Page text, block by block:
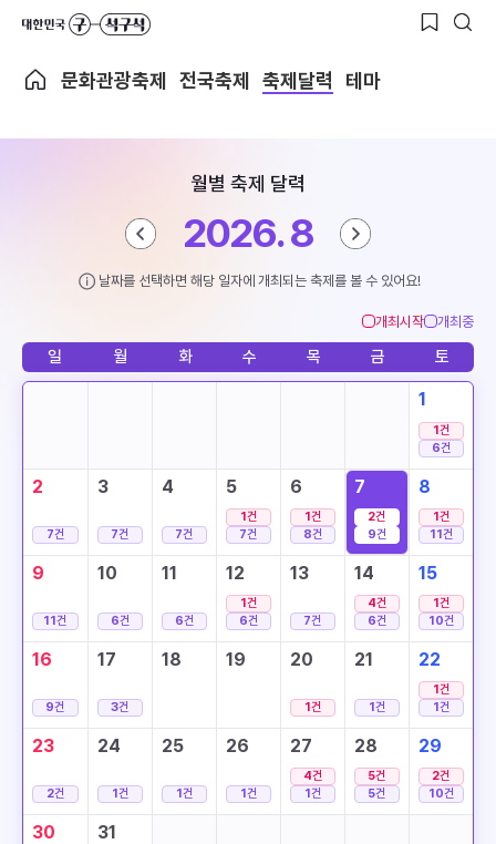
문화관광축제 전국축제 축제달력 테마
월별 축제 달력
2026. 8
날짜를 선택하면 해당 일자에 개최되는 축제를 볼 수 있어요!
개최시작 개최중
일 월 화 수 목 금 토
1
1건
6건
2
7건
3
7건
4
7건
5
1건
7건
6
1건
8건
7
2건
9건
8
1건
11건
9
11건
10
6건
11
6건
12
1건
6건
13
7건
14
4건
6건
15
1건
10건
16
9건
17
3건
18 19 20
1건
21
1건
22
1건
1건
23
2건
24
1건
25
1건
26
1건
27
4건
1건
28
5건
5건
29
2건
10건
30 31